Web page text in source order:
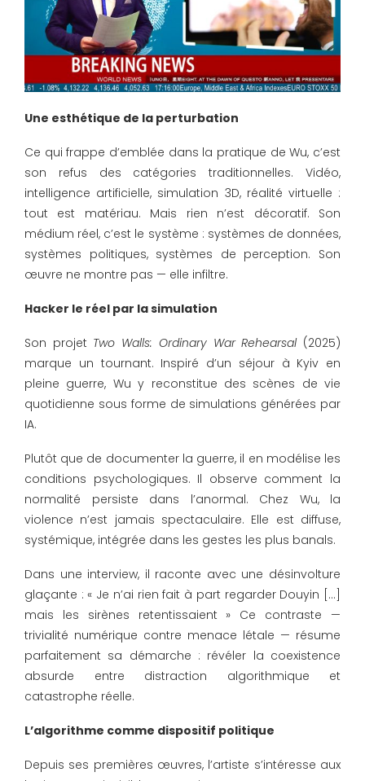
Une esthétique de la perturbation
Ce qui frappe d’emblée dans la pratique de Wu, c’est
son refus des catégories traditionnelles. Vidéo,
intelligence artificielle, simulation 3D, réalité virtuelle :
tout est matériau. Mais rien n’est décoratif. Son
médium réel, c’est le système : systèmes de données,
systèmes politiques, systèmes de perception. Son
œuvre ne montre pas — elle infiltre.
Hacker le réel par la simulation
Son projet Two Walls: Ordinary War Rehearsal(2025)
marque un tournant. Inspiré d’un séjour à Kyiv en
pleine guerre, Wu y reconstitue des scènes de vie
quotidienne sous forme de simulations générées par
IA.
Plutôt que de documenter la guerre, il en modélise les
conditions psychologiques. Il observe comment la
normalité persiste dans l’anormal. Chez Wu, la
violence n’est jamais spectaculaire. Elle est diffuse,
systémique, intégrée dans les gestes les plus banals.
Dans une interview, il raconte avec une désinvolture
glaçante : « Je n’ai rien fait à part regarder Douyin […]
mais les sirènes retentissaient » Ce contraste —
trivialité numérique contre menace létale — résume
parfaitement sa démarche : révéler la coexistence
absurde entre distraction algorithmique et
catastrophe réelle.
L’algorithme comme dispositif politique
Depuis ses premières œuvres, l’artiste s’intéresse aux